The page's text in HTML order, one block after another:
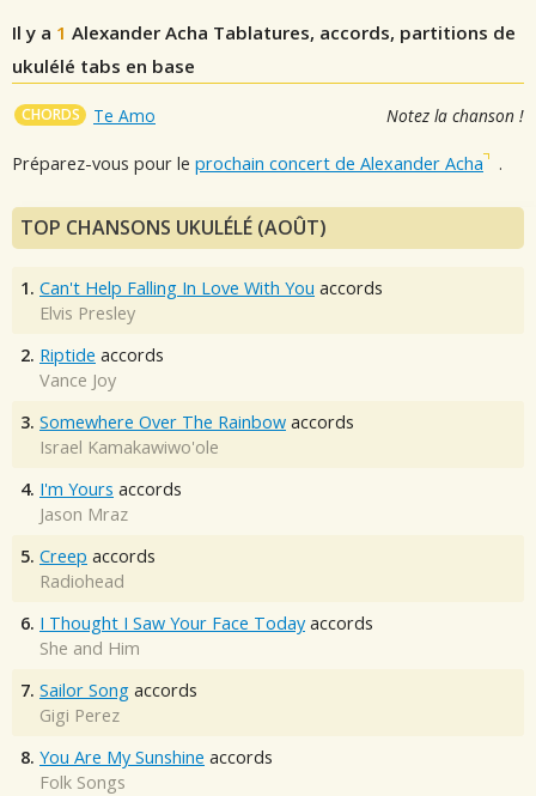
Il y a 1 Alexander Acha Tablatures, accords, partitions de
ukulélé tabs en base
CHORDS Te Amo Notez la chanson !
Préparez-vous pour le prochain concert de Alexander Acha .
TOP CHANSONS UKULÉLÉ (AOÛT)
1. Can't Help Falling In Love With You accords
Elvis Presley
2. Riptide accords
Vance Joy
3. Somewhere Over The Rainbow accords
Israel Kamakawiwo'ole
4. I'm Yours accords
Jason Mraz
5. Creep accords
Radiohead
6. I Thought I Saw Your Face Today accords
She and Him
7. Sailor Song accords
Gigi Perez
8. You Are My Sunshine accords
Folk Songs